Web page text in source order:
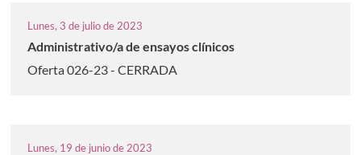
Lunes, 3 de julio de 2023
Administrativo/a de ensayos clínicos
Oferta 026-23 - CERRADA
Lunes, 19 de junio de 2023